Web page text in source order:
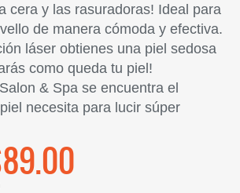
cera y las rasuradoras! Ideal para
de manera cómoda y efectiva.
láser obtienes una piel sedosa
como queda tu piel!
& Spa se encuentra el
necesita para lucir súper